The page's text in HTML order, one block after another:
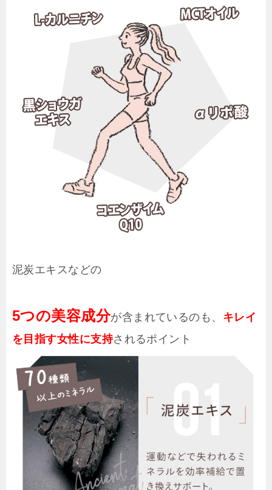
泥炭エキスなどの
5つの美容成分が含まれているのも、 キレイ
を目指す女性に支持されるポイント